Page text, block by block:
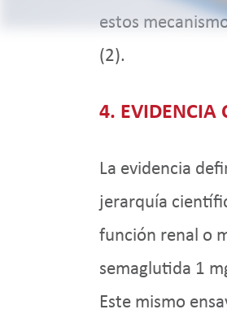
estos
(2).
4. EVIDENCIA
La evidencia
jerarquía
función renal o
semaglutida 1
Este mismo